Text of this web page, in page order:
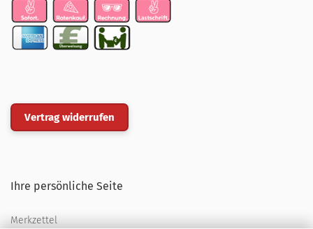
Vertrag widerrufen
Ihre persönliche Seite
Merkzettel